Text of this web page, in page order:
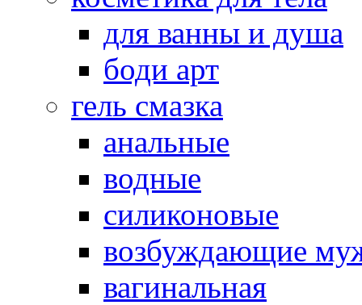
для ванны и душа
боди арт
гель смазка
анальные
водные
силиконовые
возбуждающие
вагинальная